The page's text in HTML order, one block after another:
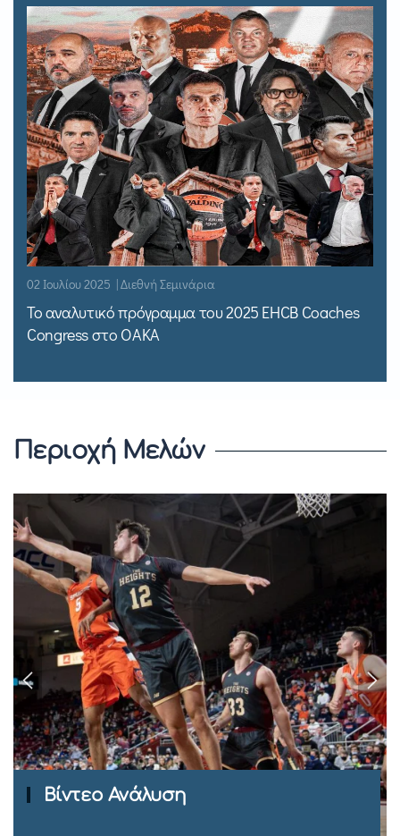
02 Ιουλίου 2025 | Διεθνή Σεμινάρια
Το αναλυτικό πρόγραμμα του 2025 EHCB Coaches
Congress στο ΟΑΚΑ
Περιοχή Μελών
Ομιλίες Σεμιναρίων